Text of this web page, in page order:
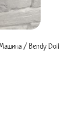
/ Bendy Doll